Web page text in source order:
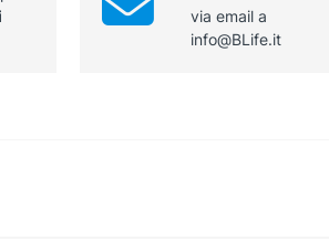
via email a
info@BLife.it